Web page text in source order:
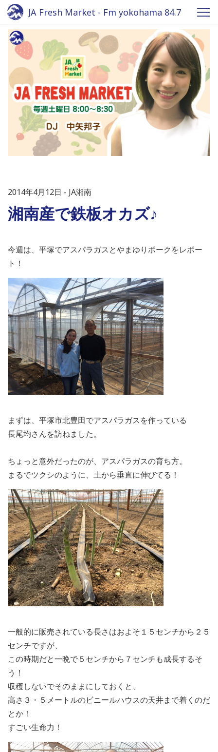
JA Fresh Market - Fm yokohama 84.7
2014年4月12日 JA湘南
湘南産で鉄板オカズ♪
今週は、平塚でアスパラガスとやまゆりポークをレポー
ト！
まずは、平塚市北豊田でアスパラガスを作っている
長尾均さんを訪ねました。
ちょっと意外だったのが、アスパラガスの育ち方。
まるでツクシのように、土から垂直に伸びてる！
一般的に販売されている長さはおよそ１５センチから２５
センチですが、
この時期だと一晩で５センチから７センチも成長するそ
う！
収穫しないでそのままにしておくと、
高さ３・５メートルのビニールハウスの天井まで着くのだ
とか！
すごい生命力！